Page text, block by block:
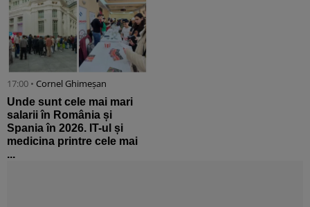
17:00 • Cornel Ghimeșan
Unde sunt cele mai mari
salarii în România și
Spania în 2026. IT-ul și
medicina printre cele mai
...